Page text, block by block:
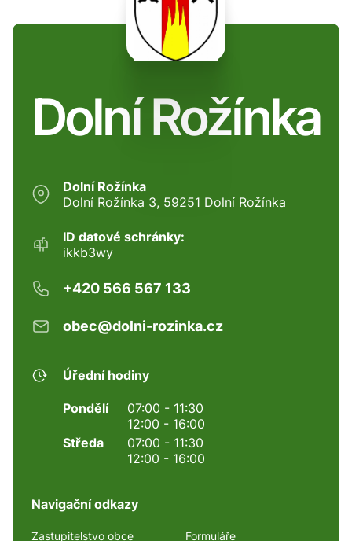
Dolní Rožínka
Dolní Rožínka
Dolní Rožínka 3, 59251 Dolní Rožínka
ID datové schránky:
ikkb3wy
+420 566 567 133
obec@dolni-rozinka.cz
Úřední hodiny
Pondělí
07:00 - 11:30
12:00 - 16:00
Středa
07:00 - 11:30
12:00 - 16:00
Navigační odkazy
Zastupitelstvo obce Formuláře